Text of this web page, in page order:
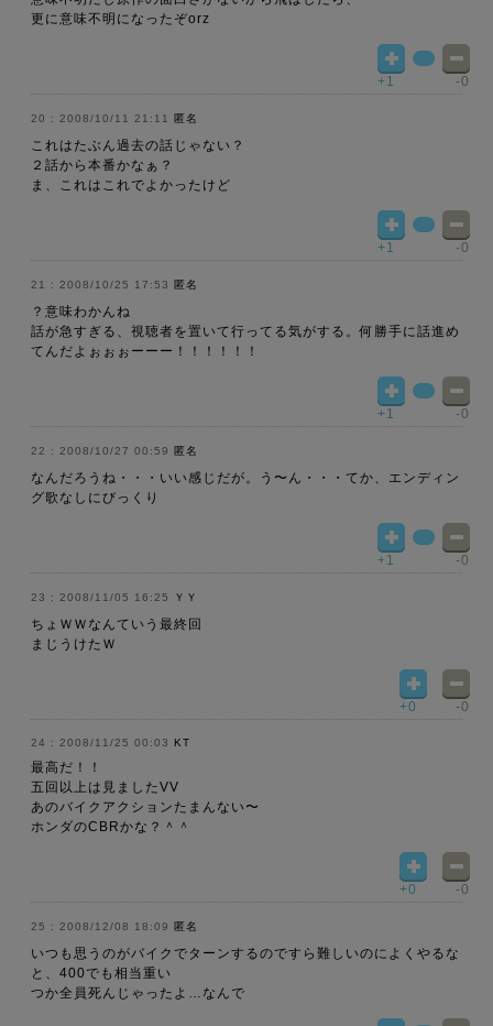
更に意味不明になったぞorz
+1 -0
2008/10/11 21:11 匿名
これはたぶん過去の話じゃない？
２話から本番かなぁ？
ま、これはこれでよかったけど
+1 -0
2008/10/25 17:53 匿名
？意味わかんね
話が急すぎる、視聴者を置いて行ってる気がする。何勝手に話進め
てんだよぉぉぉーーー！！！！！！
+1 -0
2008/10/27 00:59 匿名
なんだろうね・・・いい感じだが。う〜ん・・・てか、エンディン
グ歌なしにびっくり
+1 -0
2008/11/05 16:25 ＹＹ
ちょＷＷなんていう最終回
まじうけたＷ
+0 -0
2008/11/25 00:03 KT
最高だ！！
五回以上は見ましたVV
あのバイクアクションたまんない〜
ホンダのCBRかな？＾＾
+0 -0
2008/12/08 18:09 匿名
いつも思うのがバイクでターンするのですら難しいのによくやるな
と、400でも相当重い
つか全員死んじゃったよ…なんで